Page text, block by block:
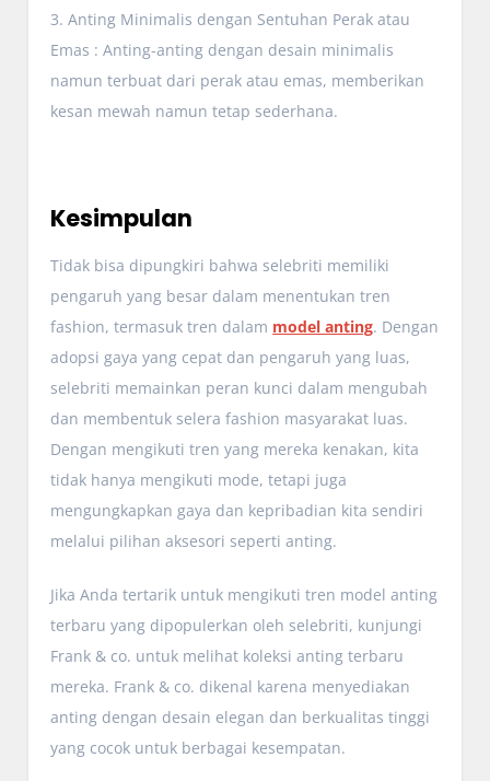
3. Anting Minimalis dengan Sentuhan Perak atau
Emas : Anting-anting dengan desain minimalis
namun terbuat dari perak atau emas, memberikan
kesan mewah namun tetap sederhana.
Kesimpulan
Tidak bisa dipungkiri bahwa selebriti memiliki
pengaruh yang besar dalam menentukan tren
fashion, termasuk tren dalam model anting. Dengan
adopsi gaya yang cepat dan pengaruh yang luas,
selebriti memainkan peran kunci dalam mengubah
dan membentuk selera fashion masyarakat luas.
Dengan mengikuti tren yang mereka kenakan, kita
tidak hanya mengikuti mode, tetapi juga
mengungkapkan gaya dan kepribadian kita sendiri
melalui pilihan aksesori seperti anting.
Jika Anda tertarik untuk mengikuti tren model anting
terbaru yang dipopulerkan oleh selebriti, kunjungi
Frank & co. untuk melihat koleksi anting terbaru
mereka. Frank & co. dikenal karena menyediakan
anting dengan desain elegan dan berkualitas tinggi
yang cocok untuk berbagai kesempatan.